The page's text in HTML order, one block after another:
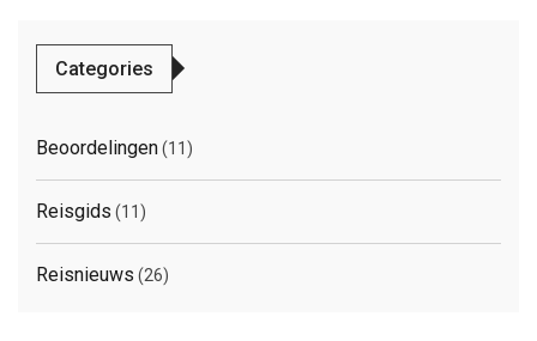
Categories
Beoordelingen(11)
Reisgids (11)
Reisnieuws (26)